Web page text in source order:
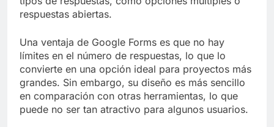
respuestas abiertas.
Una ventaja de Google Forms es que no hay
límites en el número de respuestas, lo que lo
convierte en una opción ideal para proyectos más
grandes. Sin embargo, su diseño es más sencillo
en comparación con otras herramientas, lo que
puede no ser tan atractivo para algunos usuarios.